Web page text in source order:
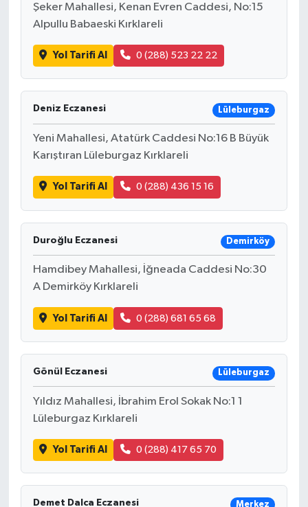
Şeker Mahallesi, Kenan Evren Caddesi, No:15
Alpullu Babaeski Kırklareli
Yol Tarifi Al 0 (288) 523 22 22
Deniz Eczanesi Lüleburgaz
Yeni Mahallesi, Atatürk Caddesi No:16 B Büyük
Karıştıran Lüleburgaz Kırklareli
Yol Tarifi Al 0 (288) 436 15 16
Duroğlu Eczanesi Demirköy
Hamdibey Mahallesi, İğneada Caddesi No:30
A Demirköy Kırklareli
Yol Tarifi Al 0 (288) 681 65 68
Gönül Eczanesi Lüleburgaz
Yıldız Mahallesi, İbrahim Erol Sokak No:1 1
Lüleburgaz Kırklareli
Yol Tarifi Al 0 (288) 417 65 70
Demet Dalca Eczanesi Merkez